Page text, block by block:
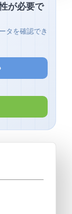
が必要で
タを確認でき